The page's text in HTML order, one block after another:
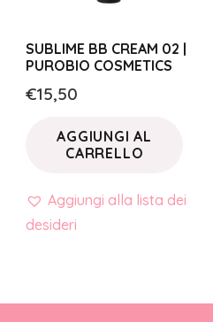
SUBLIME BB CREAM 02 |
PUROBIO COSMETICS
€15,50
AGGIUNGI AL
CARRELLO
Aggiungi alla lista dei
desideri